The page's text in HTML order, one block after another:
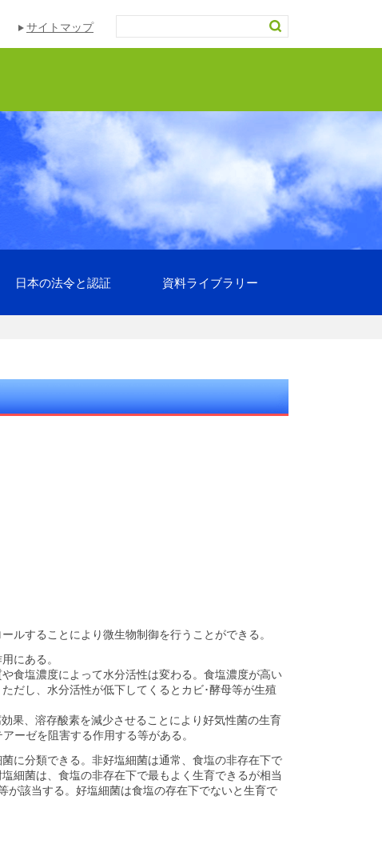
サイトマップ
日本の法令と認証 資料ライブラリー
ルすることにより微生物制御を行うことができる。
にある。
食塩濃度によって水分活性は変わる。食塩濃度が高い
だし、水分活性が低下してくるとカビ･酵母等が生殖
果、溶存酸素を減少させることにより好気性菌の生育
ーゼを阻害する作用する等がある。
に分類できる。非好塩細菌は通常、食塩の非存在下で
細菌は、食塩の非存在下で最もよく生育できるが相当
が該当する。好塩細菌は食塩の存在下でないと生育で